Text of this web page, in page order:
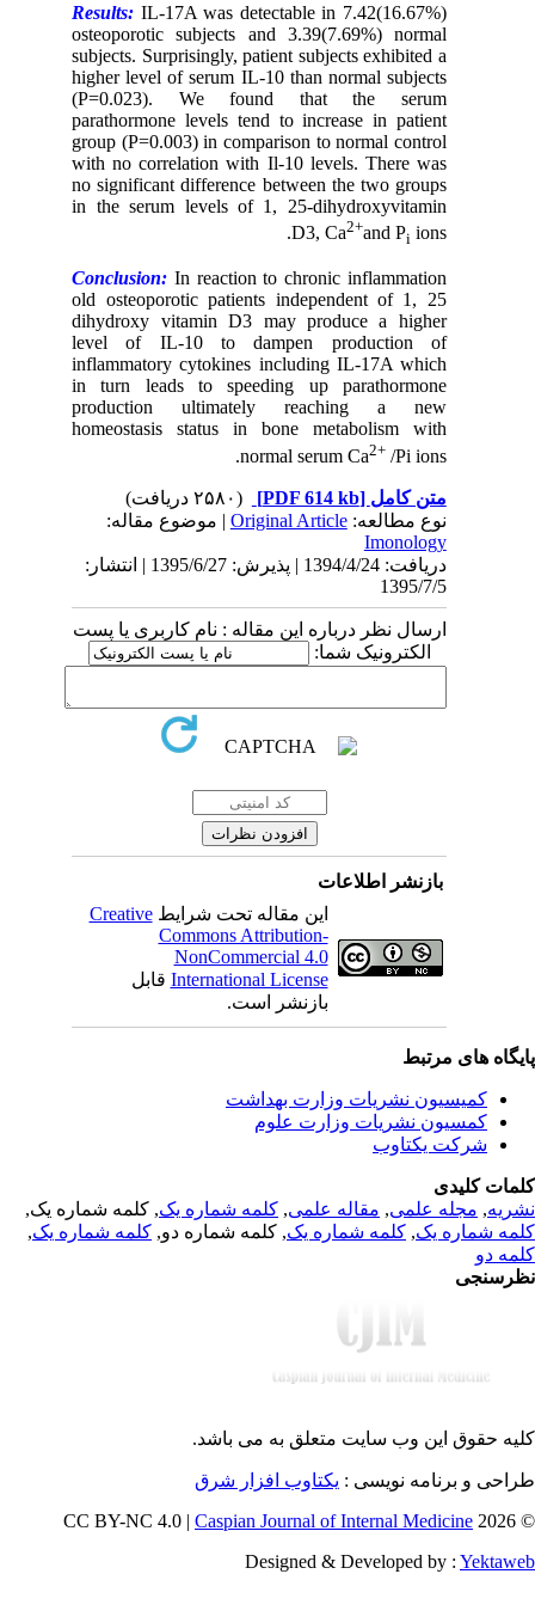
Results:IL-17A was detectable in 7.42(16.67%)
osteoporotic subjects and 3.39(7.69%) normal
subjects. Surprisingly, patient subjects exhibited a
higher level of serum IL-10 than normal subjects
(P=0.023). We found that the serum
parathormone levels tend to increase in patient
group (P=0.003) in comparison to normal control
with no correlation with Il-10 levels. There was
no significant difference between the two groups
in the serum levels of 1, 25-dihydroxyvitamin
D3, Ca2+and Piions.
Conclusion:In reaction to chronic inflammation
old osteoporotic patients independent of 1, 25
dihydroxy vitamin D3 may produce a higher
level of IL-10 to dampen production of
inflammatory cytokines including IL-17A which
in turn leads to speeding up parathormone
production ultimately reaching a new
homeostasis status in bone metabolism with
normal serum Ca2+/Pi ions.
متن کامل[PDF 614 kb]
نوع مطالعه:Original Article| موضوع مقاله:
Imonology
دریافت: 1394/4/24 | پذیرش: 1395/6/27 | انتشار:
1395/7/5
ارسال نظر درباره این مقاله : نام کاربری یا پست
الکترونیک شما:
بازنشر اطلاعات
این مقاله تحت شرایطCreative
Commons Attribution-
NonCommercial 4.0
International Licenseقابل
بازنشر است.
های مرتبط
کمیسیون نشریات وزارت بهداشت
کمسیون نشریات وزارت علوم
شرکت یکتاوب
کلیدی
,مجله علمی, مقاله علمی, کلمه شماره یک, کلمه شماره یک,
شماره یک,کلمه شماره یک, کلمه شماره دو,کلمه شماره یک,
دو
حقوق این وب سایت متعلق بهمی باشد.
و برنامه نویسی : یکتاوب افزار شرق
©
Caspian Journal of Internal Medicine
Designed & Developed by :